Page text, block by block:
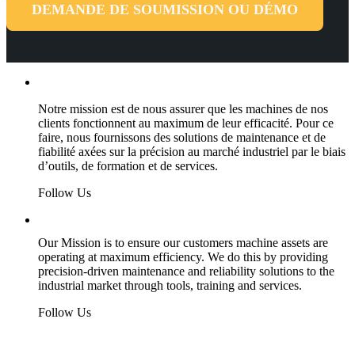
DEMANDE DE SOUMISSION OU DÉMO
Notre mission est de nous assurer que les machines de nos
clients fonctionnent au maximum de leur efficacité. Pour ce
faire, nous fournissons des solutions de maintenance et de
fiabilité axées sur la précision au marché industriel par le biais
d’outils, de formation et de services.
Follow Us
Our Mission is to ensure our customers machine assets are
operating at maximum efficiency. We do this by providing
precision-driven maintenance and reliability solutions to the
industrial market through tools, training and services.
Follow Us